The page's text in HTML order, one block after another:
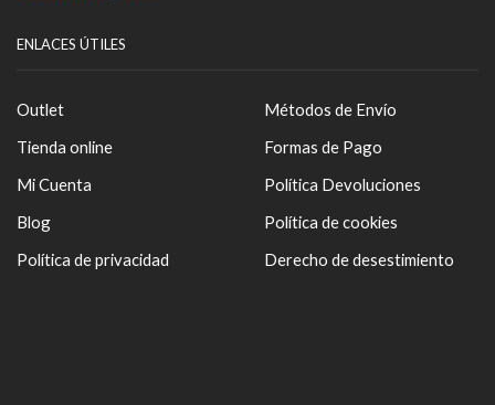
ENLACES ÚTILES
Outlet
Tienda online
Mi Cuenta
Blog
Política de privacidad
Métodos de Envío
Formas de Pago
Política Devoluciones
Política de cookies
Derecho de desestimiento